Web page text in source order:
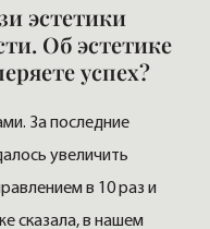
эстетики
Об эстетике
успех?
За последние
увеличить
в 10 раз и
сказала, в нашем